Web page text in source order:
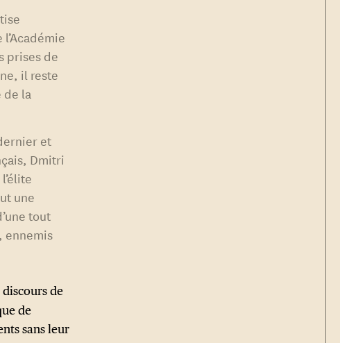
prises de
il reste
de la
et
Dmitri
une
tout
ennemis
de
de
sans leur